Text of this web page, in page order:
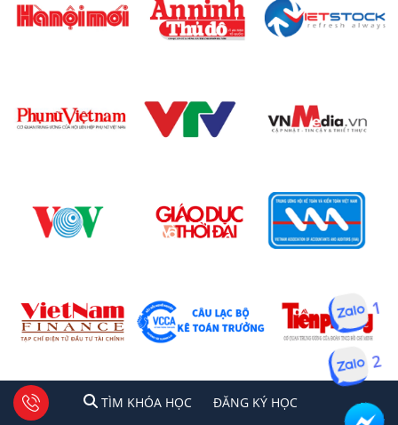
TÌM KHÓA HỌC ĐĂNG KÍ HỌC
1 2 Tư vấn facebook
TÌM KHÓA HỌC ĐĂNG KÝ HỌC
1
2